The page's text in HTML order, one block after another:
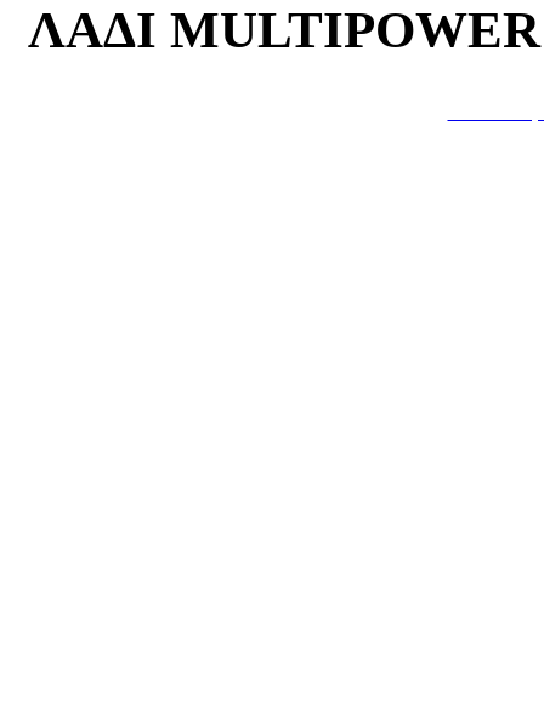
ΛΑΔΙ MULTIPOWER